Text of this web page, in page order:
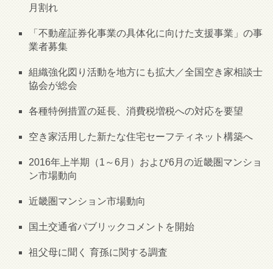
月割れ
「不動産証券化事業の具体化に向けた支援事業」の事
業者募集
組織強化図り活動を地方にも拡大／全国空き家相談士
協会が総会
各種特例措置の延長、消費税増税への対応を要望
空き家活用した新たな住宅セーフティネット構築へ
2016年上半期（1～6月）および6月の近畿圏マンショ
ン市場動向
近畿圏マンション市場動向
国土交通省パブリックコメントを開始
祖父母に聞く 育孫に関する調査